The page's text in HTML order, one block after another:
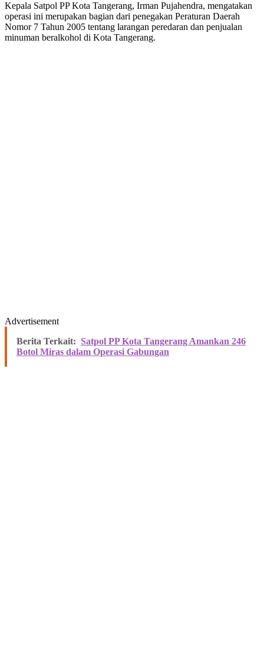
Kepala Satpol PP Kota Tangerang, Irman Pujahendra, mengatakan
operasi ini merupakan bagian dari penegakan Peraturan Daerah
Nomor 7 Tahun 2005 tentang larangan peredaran dan penjualan
minuman beralkohol di Kota Tangerang.
Advertisement
Berita Terkait: Satpol PP Kota Tangerang Amankan 246
Botol Miras dalam Operasi Gabungan